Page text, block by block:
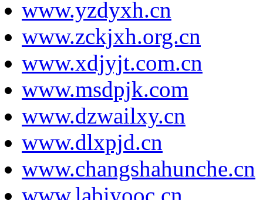
www.yzdyxh.cn
www.zckjxh.org.cn
www.xdjyjt.com.cn
www.msdpjk.com
www.dzwailxy.cn
www.dlxpjd.cn
www.changshahunche.cn
www.labiyooc.cn